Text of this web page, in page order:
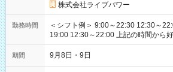
株式会社ライブパワー
勤務時間
＜シフト例＞ 9:00～22:30 12:30～
19:00 12:30～22:00 上記の時間から好きな時間を選べます！ ※
時間は変更となる可能性があります
期間 9月8日・9日